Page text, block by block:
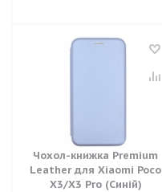
Чохол-книжка Premium
Leather для Xiaomi Poco
X3/X3 Pro (Синій)